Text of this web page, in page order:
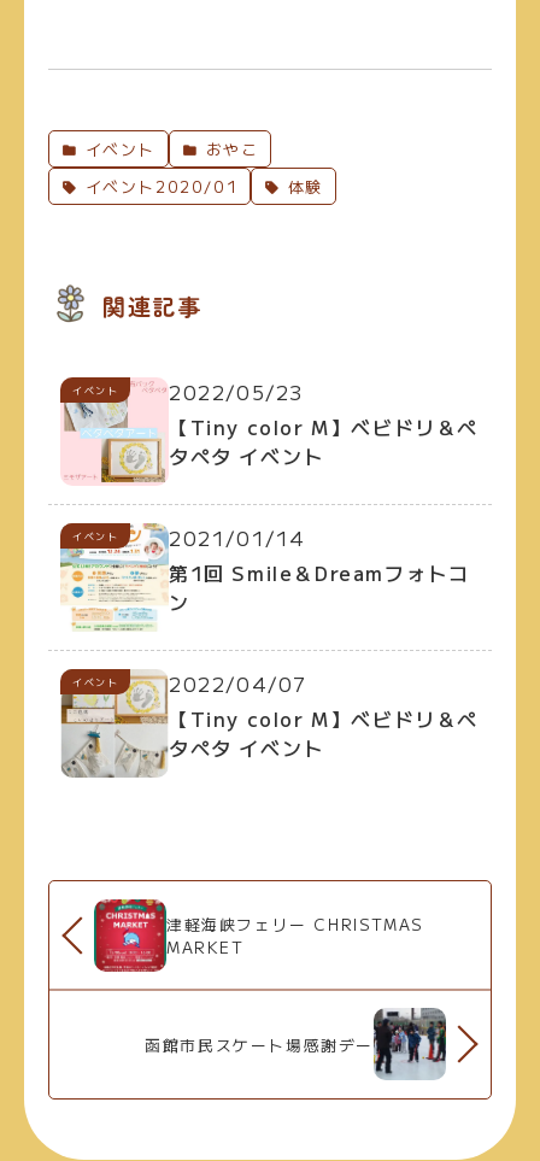
イベント
おやこ
イベント2020/01
体験
関連記事
イベント
2022/05/23
【Tiny color M】ベビドリ＆ペ
タペタ イベント
イベント
2021/01/14
第1回 Smile＆Dreamフォトコ
ン
イベント
2022/04/07
【Tiny color M】ベビドリ＆ペ
タペタ イベント
津軽海峡フェリー CHRISTMAS
MARKET
函館市民スケート場感謝デー